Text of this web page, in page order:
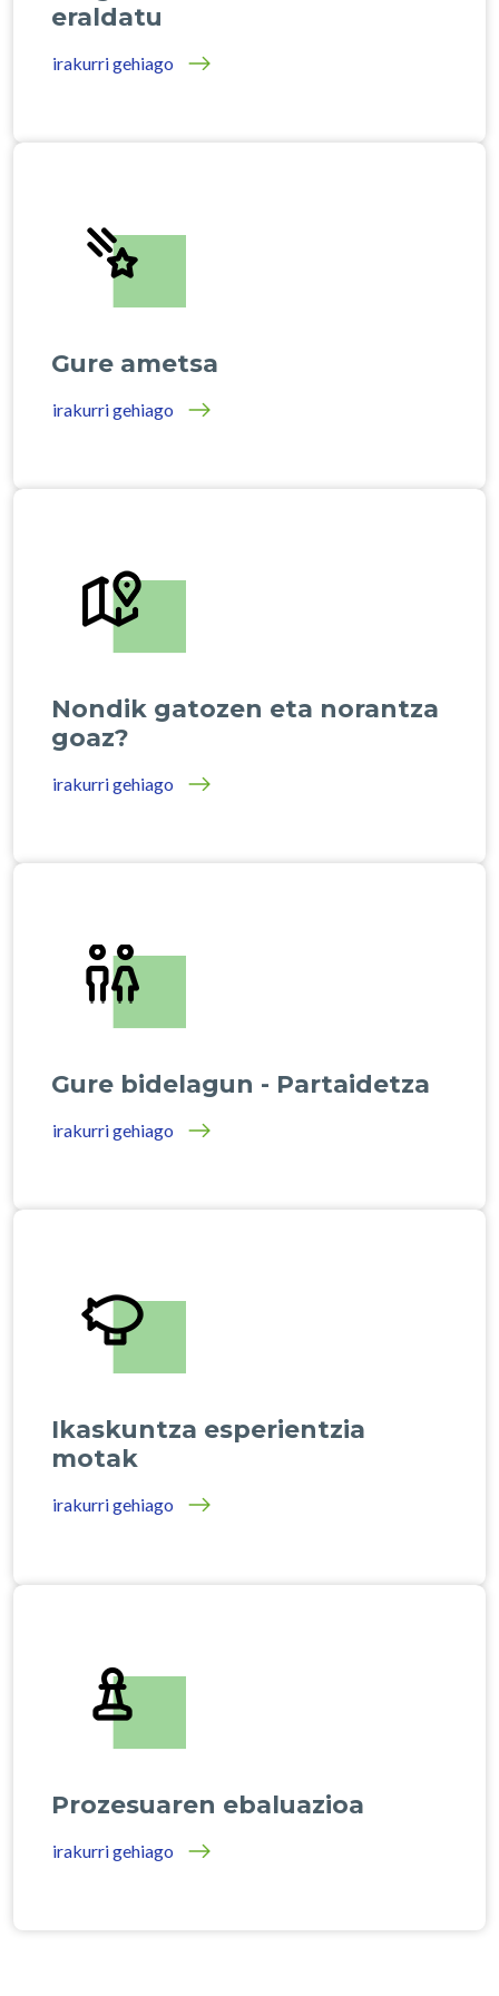
eraldatu
irakurri gehiago
Gure ametsa
irakurri gehiago
Nondik gatozen eta norantza
goaz?
irakurri gehiago
Gure bidelagun - Partaidetza
irakurri gehiago
Ikaskuntza esperientzia
motak
irakurri gehiago
Prozesuaren ebaluazioa
irakurri gehiago